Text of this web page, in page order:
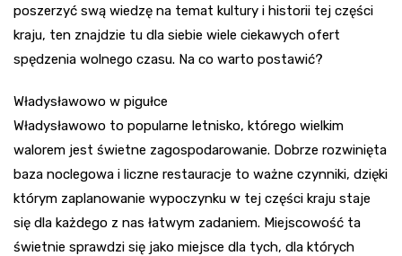
poszerzyć swą wiedzę na temat kultury i historii tej części
kraju, ten znajdzie tu dla siebie wiele ciekawych ofert
spędzenia wolnego czasu. Na co warto postawić?
Władysławowo w pigułce
Władysławowo to popularne letnisko, którego wielkim
walorem jest świetne zagospodarowanie. Dobrze rozwinięta
baza noclegowa i liczne restauracje to ważne czynniki, dzięki
którym zaplanowanie wypoczynku w tej części kraju staje
się dla każdego z nas łatwym zadaniem. Miejscowość ta
świetnie sprawdzi się jako miejsce dla tych, dla których